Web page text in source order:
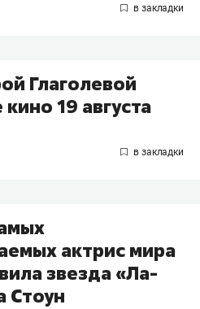
Глаголевой
19 августа
актрис мира
звезда «Ла-
Стоун